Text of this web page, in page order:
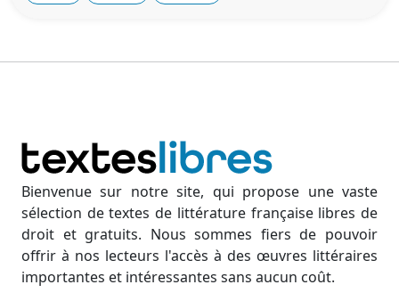
Bienvenue sur notre site, qui propose une vaste
sélection de textes de littérature française libres de
droit et gratuits. Nous sommes fiers de pouvoir
offrir à nos lecteurs l'accès à des œuvres littéraires
importantes et intéressantes sans aucun coût.